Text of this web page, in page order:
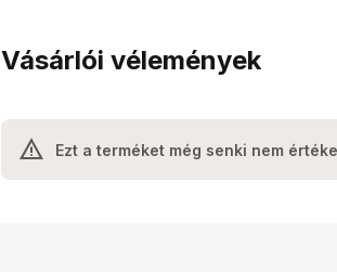
Vásárlói vélemények
Ezt a terméket még senki nem